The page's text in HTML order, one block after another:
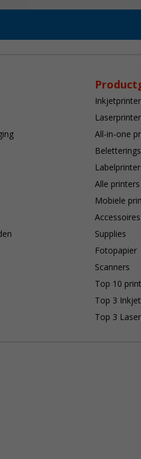
All-in-one
Alle printers
Mobiele
Accessoires
Supplies
Fotopapier
Scanners
Top 10
Top 3
Top 3